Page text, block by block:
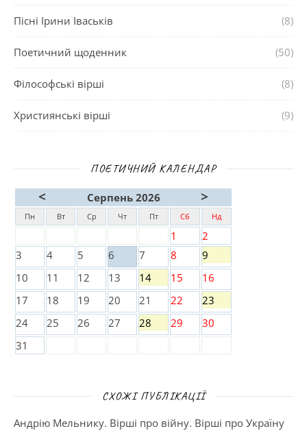
Пісні Ірини Іваськів (8)
Поетичний щоденник (50)
Філософські вірші (8)
Християнські вірші (9)
ПОЕТИЧНИЙ КАЛЕНДАР
< Серпень 2026 >
Пн Вт Ср Чт Пт Сб Нд
1
2
3
4 5 6 7 8
9
10
11 12 13 14 15
16
17
18 19 20 21 22
23
24
25 26 27 28 29
30
31
СХОЖІ ПУБЛІКАЦІЇ
Андрію Мельнику. Вірші про війну. Вірші про Україну